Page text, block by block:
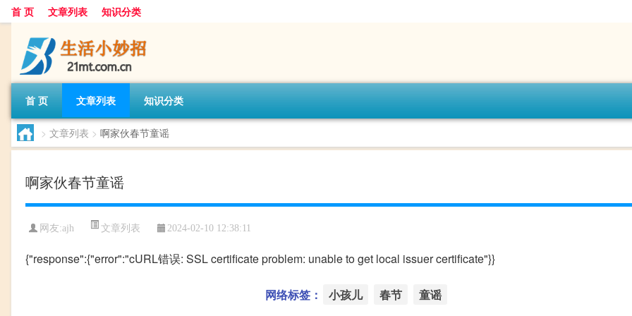
首 页 文章列表 知识分类
首 页 文章列表 知识分类
> 文章列表 > 啊家伙春节童谣
啊家伙春节童谣
网友:ajh 文章列表 2024-02-10 12:38:11
{"response":{"error":"cURL错误: SSL certificate problem: unable to get local issuer certificate"}}
网络标签： 小孩儿 春节 童谣